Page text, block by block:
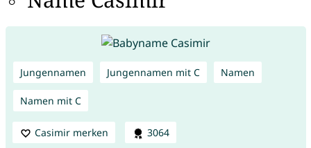
Jungennamen Jungennamen mit C Namen
Namen mit C
Casimir merken 3064